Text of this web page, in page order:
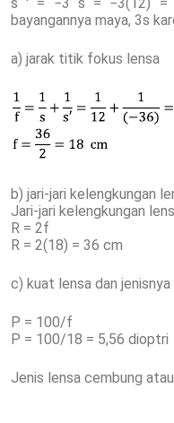
bayangannya maya, 3s
a) jarak titik fokus lensa
b) jari-jari kelengkungan
Jari-jari kelengkungan
R = 2f
R = 2(18) = 36 cm
c) kuat lensa dan jenisnya
P = 100/f
P = 100/18 = 5,56 dioptri
Jenis lensa cembung